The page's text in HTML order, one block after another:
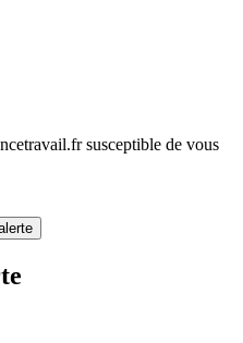
susceptible de vous